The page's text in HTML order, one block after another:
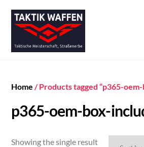
content
Home / Products tagged “p365-
p365-oem-box-
Showing the single result